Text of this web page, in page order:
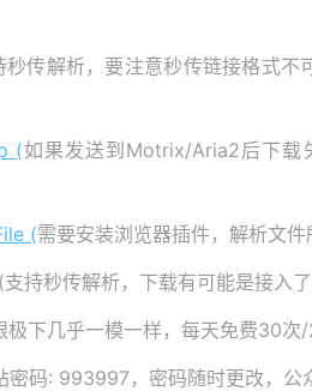
秒传解析，要注意秒传链接格式
(如果发送到Motrix/Aria2后下载
(需要安装浏览器插件，解析文件
(支持秒传解析，下载有可能是接入
极下几乎一模一样，每天免费30次
密码: 993997，密码随时更改，公